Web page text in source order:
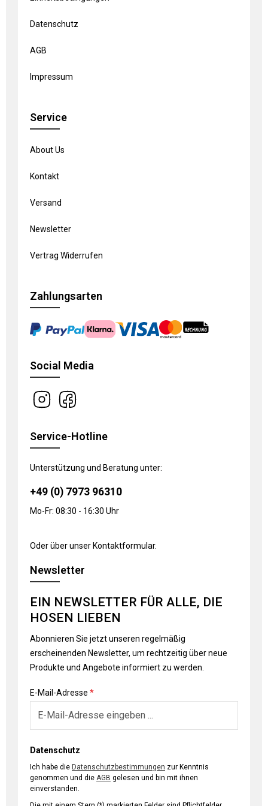
Datenschutz
AGB
Impressum
Service
About Us
Kontakt
Versand
Newsletter
Vertrag Widerrufen
Zahlungsarten
Social Media
Service-Hotline
Unterstützung und Beratung unter:
+49 (0) 7973 96310
Mo-Fr: 08:30 - 16:30 Uhr
Oder über unser Kontaktformular.
Newsletter
EIN NEWSLETTER FÜR ALLE, DIE
HOSEN LIEBEN
Abonnieren Sie jetzt unseren regelmäßig
erscheinenden Newsletter, um rechtzeitig über neue
Produkte und Angebote informiert zu werden.
E-Mail-Adresse *
Datenschutz
Ich habe die Datenschutzbestimmungen
genommen und die AGB
einverstanden.